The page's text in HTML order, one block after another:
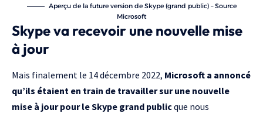
Aperçu de la future version de Skype (grand public) – Source
Microsoft
Skype va recevoir une nouvelle mise
à jour
Mais finalement le 14 décembre 2022, Microsoft a annoncé
qu’ils étaient en train de travailler sur une nouvelle
mise à jour pour le Skype grand publicque nous